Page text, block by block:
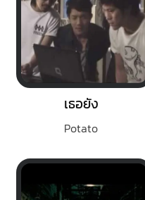
เธอยัง
Potato